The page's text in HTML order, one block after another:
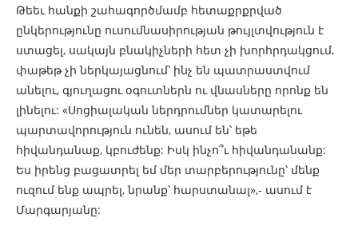
Թեեւ հանքի շահագործմամբ հետաքրքրված
ընկերությունը ուսումնասիրության թույլտվություն է
ստացել, սակայն բնակիչների հետ չի խորհրդակցում,
փաթեթ չի ներկայացնում՝ ինչ են պատրաստվում
անելու, գյուղացու օգուտներն ու վնասները որոնք են
լինելու: «Սոցիալական ներդրումներ կատարելու
պարտավորություն ունեն, ասում են՝ եթե
հիվանդանաք, կբուժենք: Իսկ ինչո՞ւ հիվանդանանք:
Ես իրենց բացատրել եմ մեր տարբերությունը՝ մենք
ուզում ենք ապրել, նրանք՝ հարստանալ»,- ասում է
Մարգարյանը: